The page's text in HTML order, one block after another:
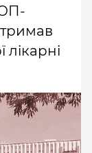
лікарні